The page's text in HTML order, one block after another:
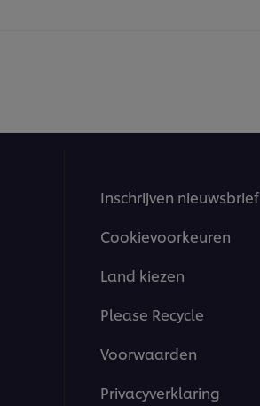
Inschrijven nieuwsbrief
Cookievoorkeuren
Land kiezen
Please Recycle
Voorwaarden
Privacyverklaring